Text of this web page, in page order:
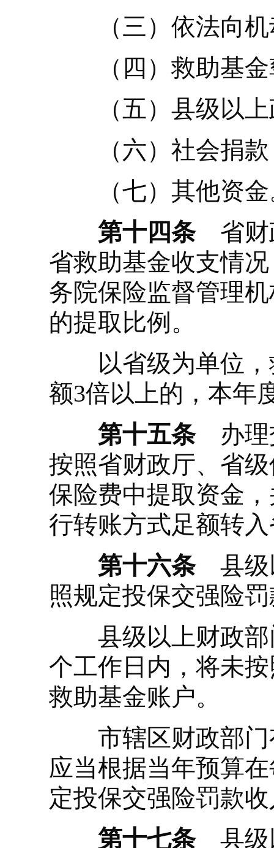
（三）依法向机
（四）救助基金
（五）县级以上
（六）社会捐款
（七）其他资金
第十四条省财
省救助基金收支情
务院保险监督管理
的提取比例。
以省级为单位，
额3倍以上的，本年
第十五条办理
按照省财政厅、省
保险费中提取资金
行转账方式足额转
第十六条县级
照规定投保交强险
县级以上财政部
个工作日内，将未
救助基金账户。
市辖区财政部门
应当根据当年预算
定投保交强险罚款
第十七条县级